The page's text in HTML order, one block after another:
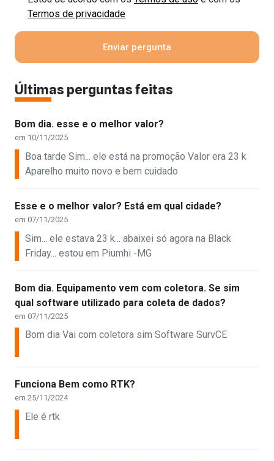
Termos de privacidade
Últimas perguntas feitas
Bom dia. esse e o melhor valor?
em 10/11/2025
Boa tarde Sim... ele está na promoção Valor era 23 k
Aparelho muito novo e bem cuidado
Esse e o melhor valor? Está em qual cidade?
em 07/11/2025
Sim... ele estava 23 k... abaixei só agora na Black
Friday... estou em Piumhi -MG
Bom dia. Equipamento vem com coletora. Se sim
qual software utilizado para coleta de dados?
em 07/11/2025
Bom dia Vai com coletora sim Software SurvCE
Funciona Bem como RTK?
em 25/11/2024
Ele é rtk